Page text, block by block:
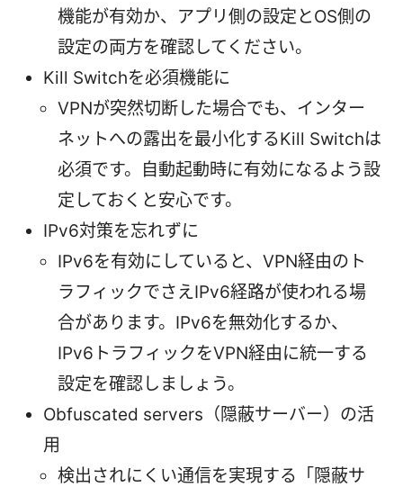
機能が有効か、アプリ側の設定とOS側の
設定の両方を確認してください。
Kill Switchを必須機能に
VPNが突然切断した場合でも、インター
ネットへの露出を最小化するKill Switchは
必須です。自動起動時に有効になるよう設
定しておくと安心です。
IPv6対策を忘れずに
IPv6を有効にしていると、VPN経由のト
ラフィックでさえIPv6経路が使われる場
合があります。IPv6を無効化するか、
IPv6トラフィックをVPN経由に統一する
設定を確認しましょう。
Obfuscated servers（隠蔽サーバー）の活
用
検出されにくい通信を実現する「隠蔽サ